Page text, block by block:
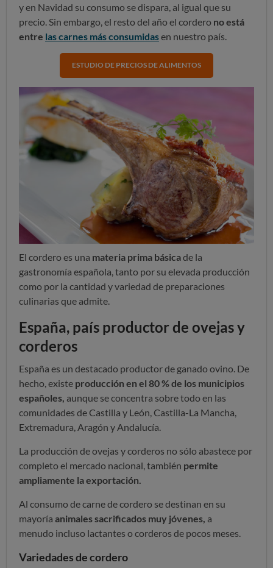
y en Navidad su consumo se dispara, al igual que su
precio. Sin embargo, el resto del año el cordero no está
entre las carnes más consumidasen nuestro país.
ESTUDIO DE PRECIOS DE ALIMENTOS
El cordero es una materia prima básicade la
gastronomía española, tanto por su elevada producción
como por la cantidad y variedad de preparaciones
culinarias que admite.
España, país productor de ovejas y
corderos
España es un destacado productor de ganado ovino. De
hecho, existe producción en el 80 % de los municipios
españoles, aunque se concentra sobre todo en las
comunidades de Castilla y León, Castilla-La Mancha,
Extremadura, Aragón y Andalucía.
La producción de ovejas y corderos no sólo abastece por
completo el mercado nacional, también permite
ampliamente la exportación.
Al consumo de carne de cordero se destinan en su
mayoría animales sacrificados muy jóvenes, a
menudo incluso lactantes o corderos de pocos meses.
Variedades de cordero